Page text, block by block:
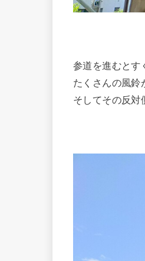
参道を進むとす
たくさんの風鈴
そしてその反対